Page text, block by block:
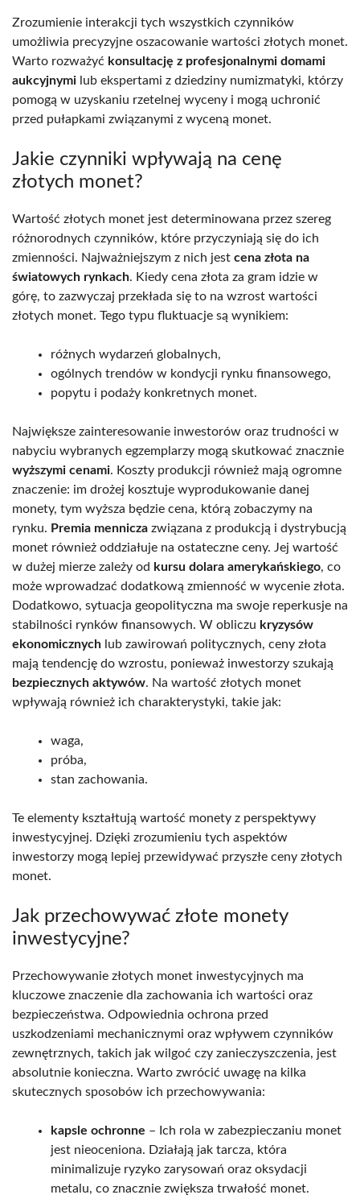
Zrozumienie interakcji tych wszystkich czynników
umożliwia precyzyjne oszacowanie wartości złotych monet.
Warto rozważyć konsultację z profesjonalnymi domami
aukcyjnymi lub ekspertami z dziedziny numizmatyki, którzy
pomogą w uzyskaniu rzetelnej wyceny i mogą uchronić
przed pułapkami związanymi z wyceną monet.
Jakie czynniki wpływają na cenę
złotych monet?
Wartość złotych monet jest determinowana przez szereg
różnorodnych czynników, które przyczyniają się do ich
zmienności. Najważniejszym z nich jest cena złota na
światowych rynkach. Kiedy cena złota za gram idzie w
górę, to zazwyczaj przekłada się to na wzrost wartości
złotych monet. Tego typu fluktuacje są wynikiem:
różnych wydarzeń globalnych,
ogólnych trendów w kondycji rynku finansowego,
popytu i podaży konkretnych monet.
Największe zainteresowanie inwestorów oraz trudności w
nabyciu wybranych egzemplarzy mogą skutkować znacznie
wyższymi cenami. Koszty produkcji również mają ogromne
znaczenie: im drożej kosztuje wyprodukowanie danej
monety, tym wyższa będzie cena, którą zobaczymy na
rynku. Premia mennicza związana z produkcją i dystrybucją
monet również oddziałuje na ostateczne ceny. Jej wartość
w dużej mierze zależy od kursu dolara amerykańskiego, co
może wprowadzać dodatkową zmienność w wycenie złota.
Dodatkowo, sytuacja geopolityczna ma swoje reperkusje na
stabilności rynków finansowych. W obliczu kryzysów
ekonomicznych lub zawirowań politycznych, ceny złota
mają tendencję do wzrostu, ponieważ inwestorzy szukają
bezpiecznych aktywów. Na wartość złotych monet
wpływają również ich charakterystyki, takie jak:
waga,
próba,
stan zachowania.
Te elementy kształtują wartość monety z perspektywy
inwestycyjnej. Dzięki zrozumieniu tych aspektów
inwestorzy mogą lepiej przewidywać przyszłe ceny złotych
monet.
Jak przechowywać złote monety
inwestycyjne?
Przechowywanie złotych monet inwestycyjnych ma
kluczowe znaczenie dla zachowania ich wartości oraz
bezpieczeństwa. Odpowiednia ochrona przed
uszkodzeniami mechanicznymi oraz wpływem czynników
zewnętrznych, takich jak wilgoć czy zanieczyszczenia, jest
absolutnie konieczna. Warto zwrócić uwagę na kilka
skutecznych sposobów ich przechowywania:
kapsle ochronne – Ich rola w zabezpieczaniu monet
jest nieoceniona. Działają jak tarcza, która
minimalizuje ryzyko zarysowań oraz oksydacji
metalu, co znacznie zwiększa trwałość monet.